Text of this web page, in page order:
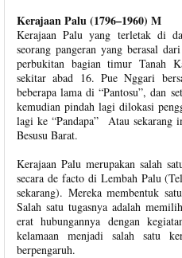
Kerajaan Palu (1796–1960) M
Kerajaan Palu yang terletak di
seorang pangeran yang berasal
perbukitan bagian timur Tanah
sekitar abad 16. Pue Nggari
beberapa lama di “Pantosu”, dan
kemudian pindah lagi dilokasi
lagi ke “Pandapa” Atau sekarang
Besusu Barat.
Kerajaan Palu merupakan salah
secara de facto di Lembah Palu
sekarang). Mereka membentuk
Salah satu tugasnya adalah
erat hubungannya dengan
kelamaan menjadi salah satu
berpengaruh.